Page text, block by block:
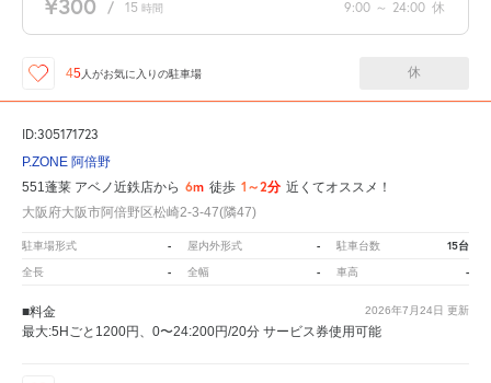
/ 15 時間 9:00 ～ 24:00 休
45 人がお気に入りの駐車場 休
ID:305171723
P.ZONE 阿倍野
551蓬莱 アベノ近鉄店から 6m 徒歩 1～2分 近くてオススメ！
大阪府大阪市阿倍野区松崎2-3-47(隣47)
駐車場形式 - 屋内外形式 - 駐車台数 15台
全長 - 全幅 - 車高 -
2026年7月24日 更新
■料金
最大:5Hごと1200円、0〜24:200円/20分 サービス券使用可能